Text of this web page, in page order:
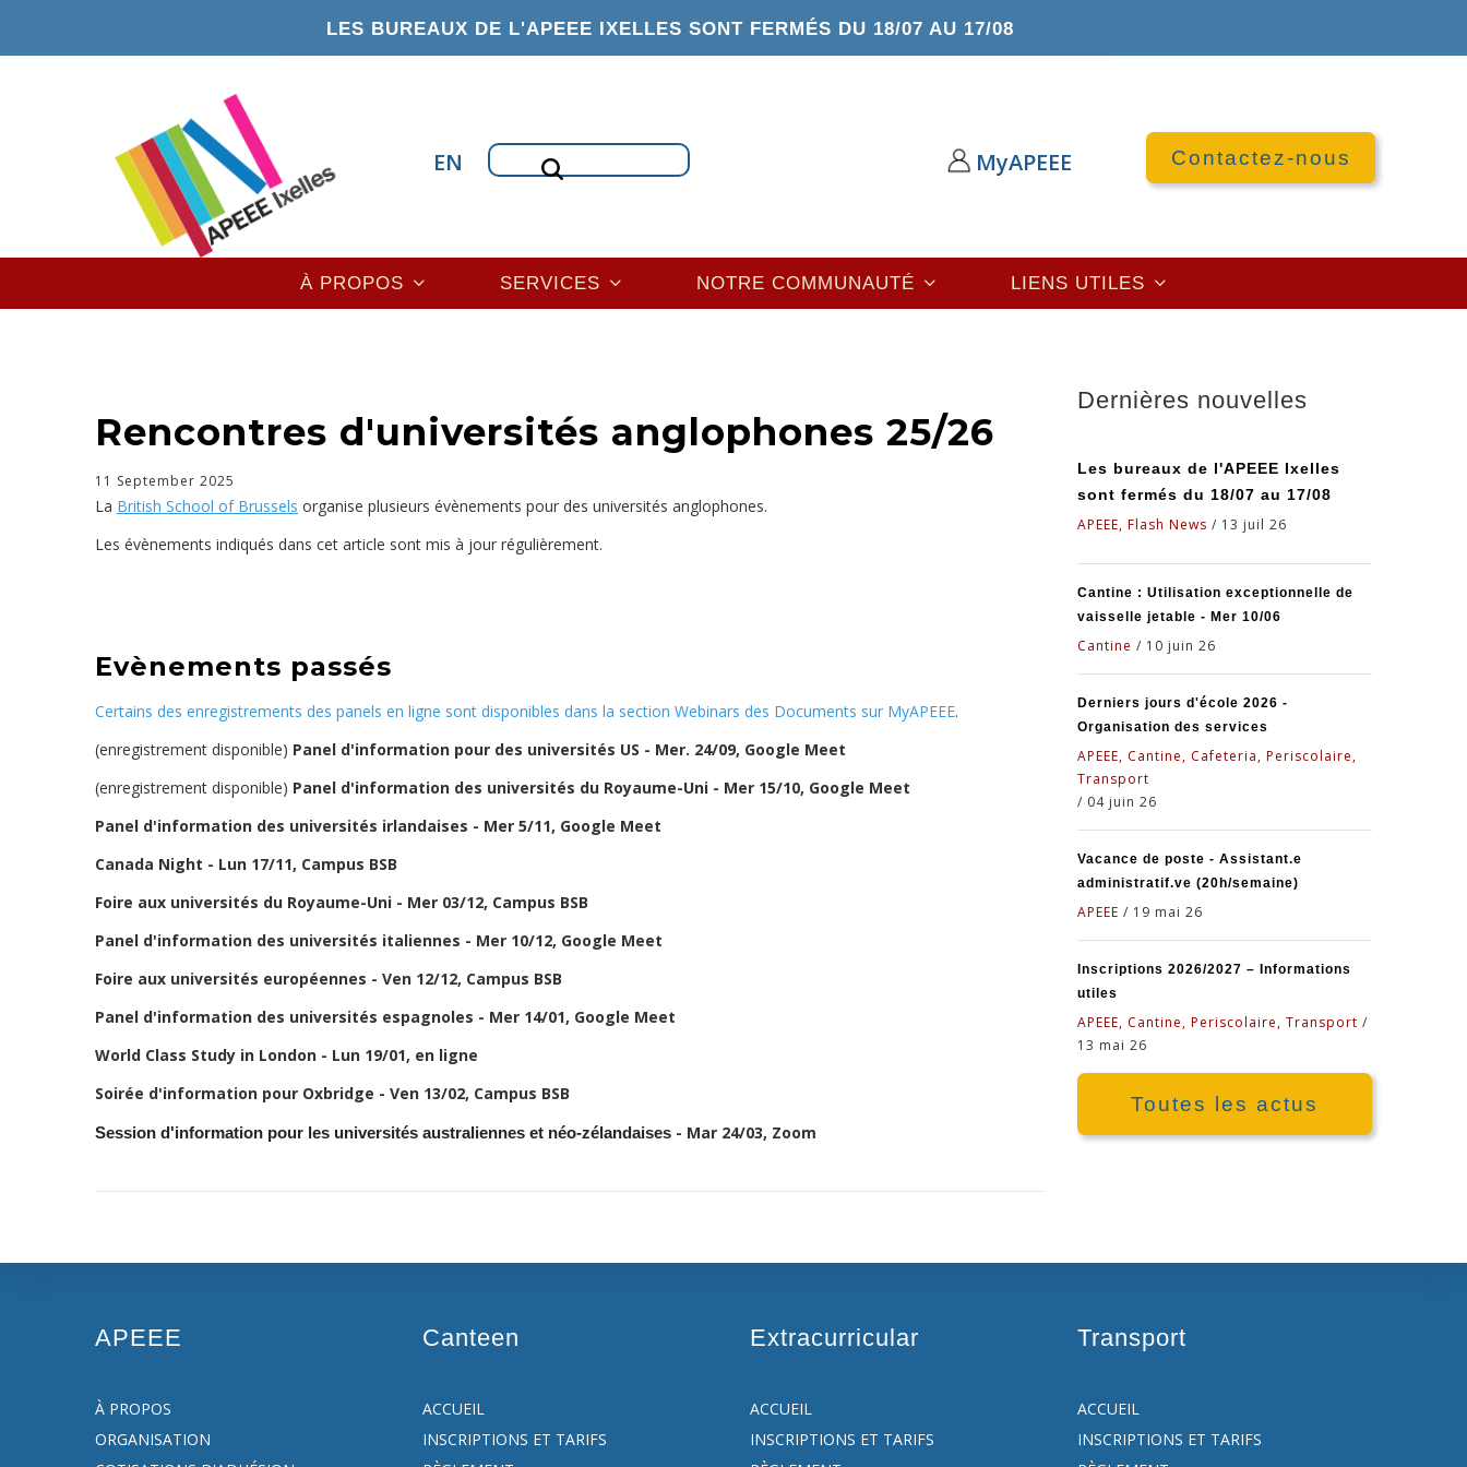
LES BUREAUX DE L'APEEE IXELLES SONT FERMÉS DU 18/07 AU 17/08
EN Rechercher MyAPEEE Contactez-nous
navigation
À PROPOS SERVICES NOTRE COMMUNAUTÉ LIENS UTILES
Rencontres d'universités anglophones 25/26
11 September 2025
La British School of Brussels organise plusieurs évènements pour des universités anglophones.
Les évènements indiqués dans cet article sont mis à jour régulièrement.
Evènements passés
Certains des enregistrements des panels en ligne sont disponibles dans la section Webinars des Documents sur MyAPEEE.
(enregistrement disponible) Panel d'information pour des universités US - Mer. 24/09, Google Meet
(enregistrement disponible) Panel d'information des universités du Royaume-Uni - Mer 15/10, Google Meet
Panel d'information des universités irlandaises - Mer 5/11, Google Meet
Canada Night - Lun 17/11, Campus BSB
Foire aux universités du Royaume-Uni - Mer 03/12, Campus BSB
Panel d'information des universités italiennes - Mer 10/12, Google Meet
Foire aux universités européennes - Ven 12/12, Campus BSB
Panel d'information des universités espagnoles - Mer 14/01, Google Meet
World Class Study in London - Lun 19/01, en ligne
Soirée d'information pour Oxbridge - Ven 13/02, Campus BSB
Session d'information pour les universités australiennes et néo-zélandaises - Mar 24/03, Zoom
Dernières nouvelles
Les bureaux de l'APEEE Ixelles
sont fermés du 18/07 au 17/08
APEEE, Flash News / 13 juil 26
Cantine : Utilisation exceptionnelle de
vaisselle jetable - Mer 10/06
Cantine / 10 juin 26
Derniers jours d'école 2026 -
Organisation des services
APEEE, Cantine, Cafeteria, Periscolaire,
Transport
/ 04 juin 26
Vacance de poste - Assistant.e
administratif.ve (20h/semaine)
APEEE / 19 mai 26
Inscriptions 2026/2027 – Informations
utiles
APEEE, Cantine, Periscolaire, Transport /
13 mai 26
Toutes les actus
APEEE
À PROPOS
ORGANISATION
Canteen
ACCUEIL
INSCRIPTIONS ET TARIFS
Extracurricular
ACCUEIL
INSCRIPTIONS ET TARIFS
Transport
ACCUEIL
INSCRIPTIONS ET TARIFS